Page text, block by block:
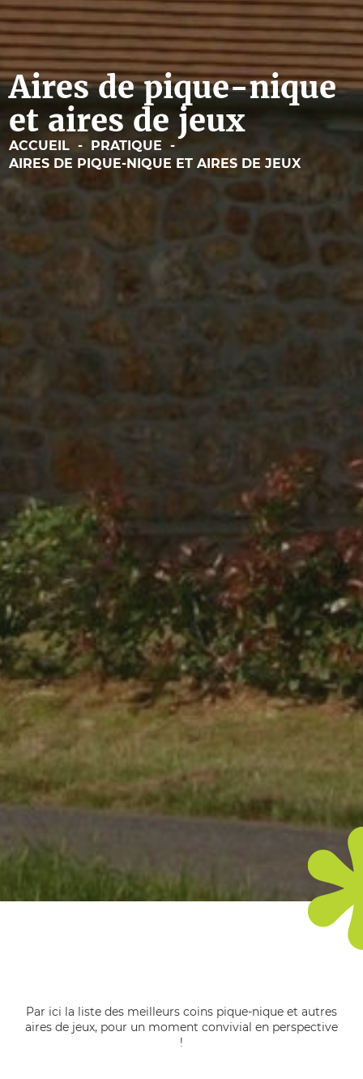
Aires de pique-nique
et aires de jeux
ACCUEIL - PRATIQUE -
AIRES DE PIQUE-NIQUE ET AIRES DE JEUX
Par ici la liste des meilleurs coins pique-nique et autres
aires de jeux, pour un moment convivial en perspective
!